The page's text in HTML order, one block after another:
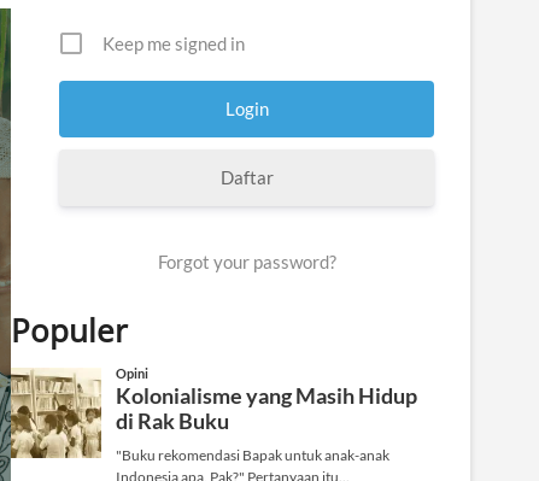
Keep me signed in
Daftar
Forgot your password?
Populer